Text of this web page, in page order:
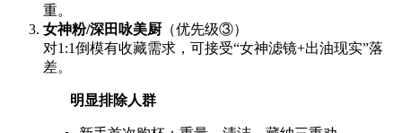
重。
女神粉/深田咏美厨 （优先级③）
对1:1倒模有收藏需求，可接受“女神滤镜+出油现实”落
差。
明显排除人群